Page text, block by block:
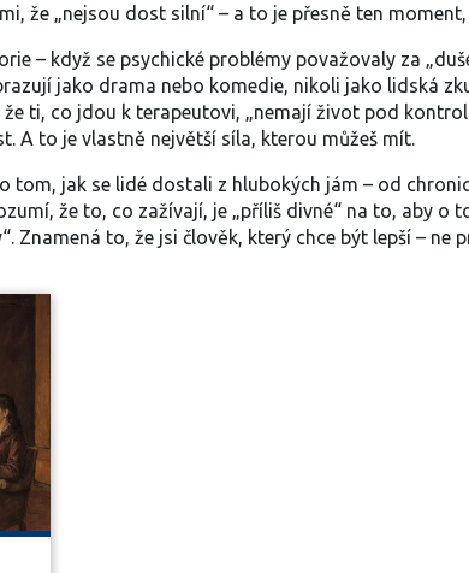
že „nejsou dost silní“ – a to je přesně ten
– když se psychické problémy považovaly za
jako drama nebo komedie, nikoli jako lidská
ti, co jdou k terapeutovi, „nemají život pod
A to je vlastně největší síla, kterou můžeš mít.
tom, jak se lidé dostali z hlubokých jám – od
že to, co zažívají, je „příliš divné“ na to, aby
Znamená to, že jsi člověk, který chce být lepší – ne